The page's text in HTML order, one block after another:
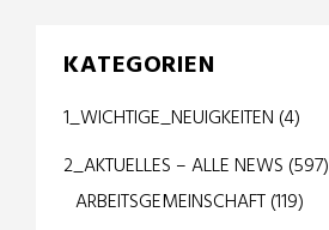
KATEGORIEN
1_WICHTIGE_NEUIGKEITEN (4)
2_AKTUELLES – ALLE NEWS (597)
ARBEITSGEMEINSCHAFT(119)